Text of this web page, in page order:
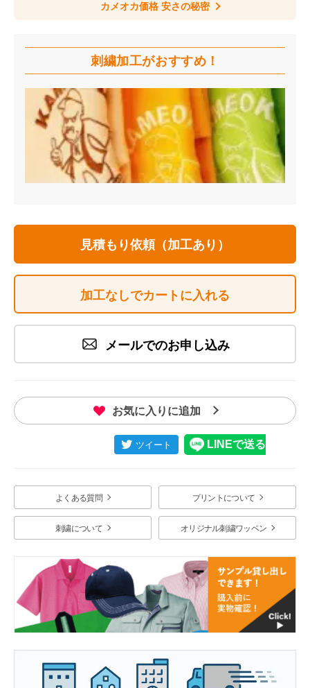
カメオカ価格 安さの秘密
刺繍加工がおすすめ！
見積もり依頼（加工あり）
加工なしでカートに入れる
メールでのお申し込み
お気に入りに追加
よくある質問 プリントについて
刺繍について オリジナル刺繍ワッペン